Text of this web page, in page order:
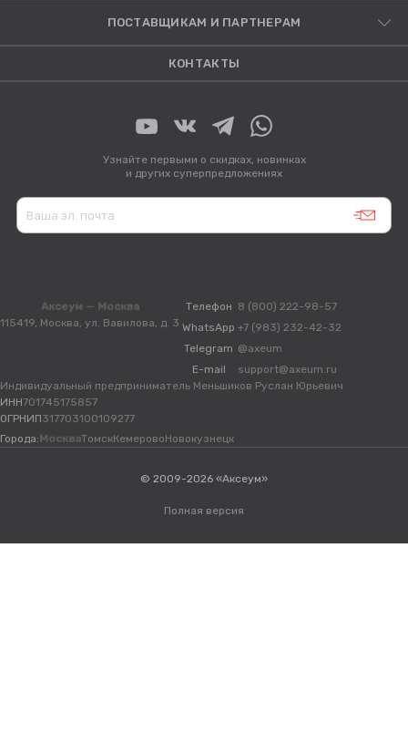
ПОСТАВЩИКАМ И ПАРТНЕРАМ
КОНТАКТЫ
Узнайте первыми о скидках, новинках
и других суперпредложениях
Аксеум — Москва
115419, Москва, ул. Вавилова, д. 3
Телефон 8 (800) 222-98-57
WhatsApp +7 (983) 232-42-32
Telegram @axeum
E-mail
support@axeum.ru
Индивидуальный предприниматель Меньшиков Руслан Юрьевич
ИНН701745175857
ОГРНИП317703100109277
Города: МоскваТомскКемеровоНовокузнецк
© 2009-2026 «Аксеум»
Полная версия